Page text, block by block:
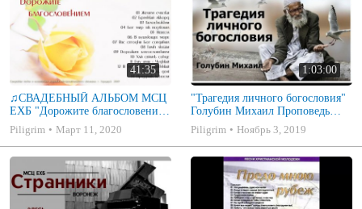
41:35
♫СВАДЕБНЫЙ АЛЬБОМ МСЦ
ЕХБ "Дорожите благословением
- Христианские песни.
Музыкальный диск. Псалмы
Piligrim Март 11, 2020
1:03:00
"Трагедия личного богословия"
Голубин Михаил Проповедь
2019
Piligrim Ноябрь 3, 2019